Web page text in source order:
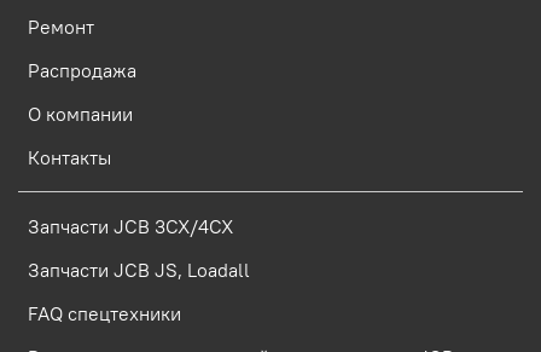
Ремонт
Распродажа
О компании
Контакты
Запчасти JCB 3CX/4CX
Запчасти JCB JS, Loadall
FAQ спецтехники